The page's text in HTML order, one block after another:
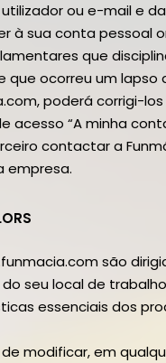
ou e-mail e
à sua conta pessoal
que
ocorreu um
poderá corrigi-
acesso “A minha
contactar a
empresa.
são
seu local de
essenciais dos
modificar, em